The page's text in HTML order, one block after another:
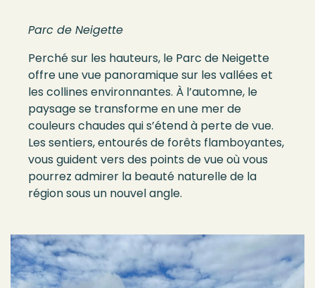
Parc de Neigette
Perché sur les hauteurs, le Parc de Neigette
offre une vue panoramique sur les vallées et
les collines environnantes. À l’automne, le
paysage se transforme en une mer de
couleurs chaudes qui s’étend à perte de vue.
Les sentiers, entourés de forêts flamboyantes,
vous guident vers des points de vue où vous
pourrez admirer la beauté naturelle de la
région sous un nouvel angle.